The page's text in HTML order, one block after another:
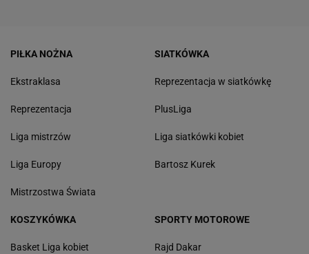
PIŁKA NOŻNA
Ekstraklasa
Reprezentacja
Liga mistrzów
Liga Europy
Mistrzostwa Świata
SIATKÓWKA
Reprezentacja w siatkówkę
PlusLiga
Liga siatkówki kobiet
Bartosz Kurek
KOSZYKÓWKA
Basket Liga kobiet
SPORTY MOTOROWE
Rajd Dakar